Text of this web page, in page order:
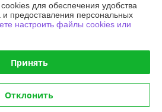
с ограниченной ответственностью
192786651
горисполком, 8 017 2043106
для обеспечения удобства
и предоставления персональных
настроить файлы cookies или
Принять
Отклонить